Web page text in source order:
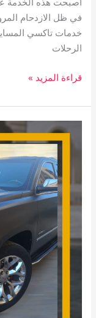
في ظل الازدحام
خدمات تاكسي
الرحلات
قراءة المزيد »
تاكسي
جابر